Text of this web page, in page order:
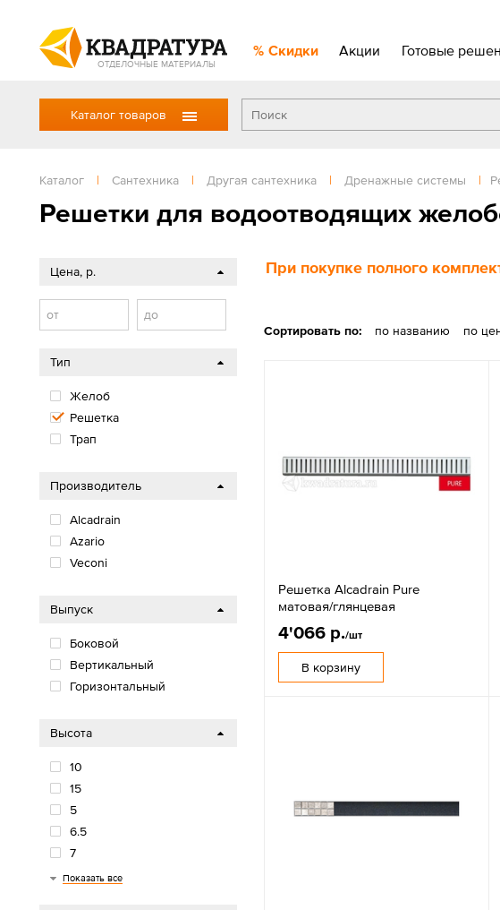
ОТДЕЛОЧНЫЕ МАТЕРИАЛЫ
Скидки Акции Готовые
Каталог товаров
Каталог | Сантехника | Другая сантехника | Дренажные системы |
Решетки для водоотводящих
При покупке полного
Сортировать по: по названию по
Решетка Alcadrain Pure
матовая/глянцевая
4'066 р./шт
В корзину
Цена, р.
от до
Тип
Желоб
Решетка
Трап
Производитель
Alcadrain
Azario
Veconi
Выпуск
Боковой
Вертикальный
Горизонтальный
Высота
10
15
5
6.5
7
9
Показать все